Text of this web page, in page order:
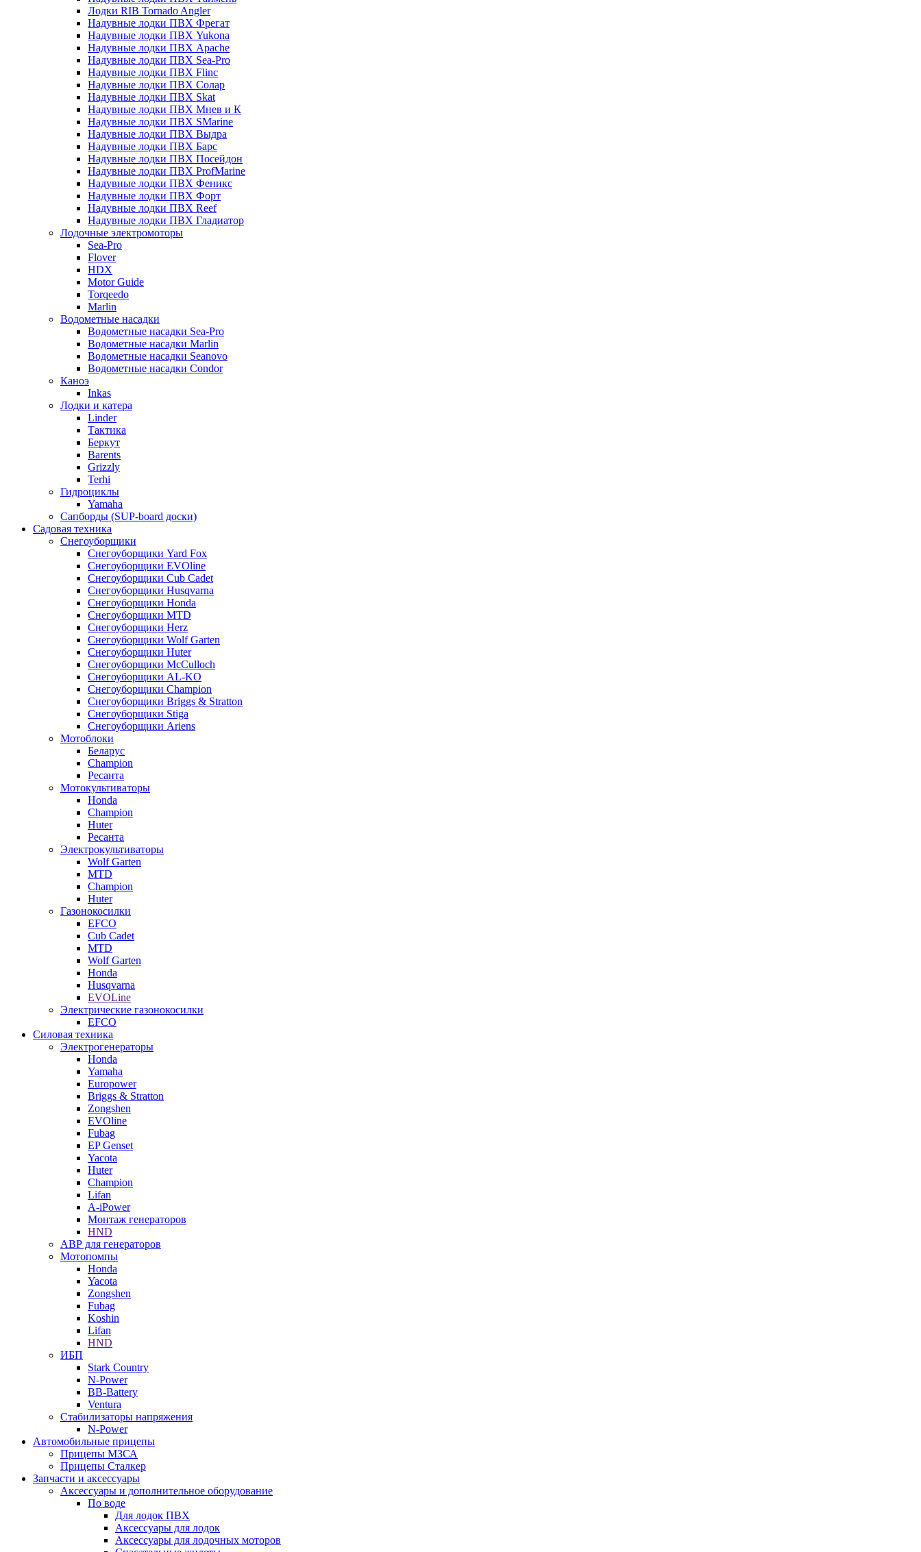
Лодки RIB Tornado Angler
Надувные лодки ПВХ Фрегат
Надувные лодки ПВХ Yukona
Надувные лодки ПВХ Apache
Надувные лодки ПВХ Sea-Pro
Надувные лодки ПВХ Flinc
Надувные лодки ПВХ Солар
Надувные лодки ПВХ Skat
Надувные лодки ПВХ Мнев и К
Надувные лодки ПВХ SMarine
Надувные лодки ПВХ Выдра
Надувные лодки ПВХ Барс
Надувные лодки ПВХ Посейдон
Надувные лодки ПВХ ProfMarine
Надувные лодки ПВХ Феникс
Надувные лодки ПВХ Форт
Надувные лодки ПВХ Reef
Надувные лодки ПВХ Гладиатор
Лодочные электромоторы
Sea-Pro
Flover
HDX
Motor Guide
Torqeedo
Marlin
Водометные насадки
Водометные насадки Sea-Pro
Водометные насадки Marlin
Водометные насадки Seanovo
Водометные насадки Condor
Каноэ
Inkas
Лодки и катера
Linder
Тактика
Беркут
Barents
Grizzly
Terhi
Гидроциклы
Yamaha
Сапборды (SUP-board доски)
Садовая техника
Снегоуборщики
Снегоуборщики Yard Fox
Снегоуборщики EVOline
Снегоуборщики Cub Cadet
Снегоуборщики Husqvarna
Снегоуборщики Honda
Снегоуборщики MTD
Снегоуборщики Herz
Снегоуборщики Wolf Garten
Снегоуборщики Huter
Снегоуборщики McCulloch
Снегоуборщики AL-KO
Снегоуборщики Champion
Снегоуборщики Briggs & Stratton
Снегоуборщики Stiga
Снегоуборщики Ariens
Мотоблоки
Беларус
Champion
Ресанта
Мотокультиваторы
Honda
Champion
Huter
Ресанта
Электрокультиваторы
Wolf Garten
MTD
Champion
Huter
Газонокосилки
EFCO
Cub Cadet
MTD
Wolf Garten
Honda
Husqvarna
EVOLine
Электрические газонокосилки
EFCO
Силовая техника
Электрогенераторы
Honda
Yamaha
Europower
Briggs & Stratton
Zongshen
EVOline
Fubag
EP Genset
Yacota
Huter
Champion
Lifan
A-iPower
Монтаж генераторов
HND
АВР для генераторов
Мотопомпы
Honda
Yacota
Zongshen
Fubag
Koshin
Lifan
HND
ИБП
Stark Country
N-Power
BB-Battery
Ventura
Стабилизаторы напряжения
N-Power
Автомобильные прицепы
Прицепы МЗСА
Прицепы Сталкер
Запчасти и аксессуары
Аксессуары и дополнительное оборудование
По воде
Для лодок ПВХ
Аксессуары для лодок
Аксессуары для лодочных моторов